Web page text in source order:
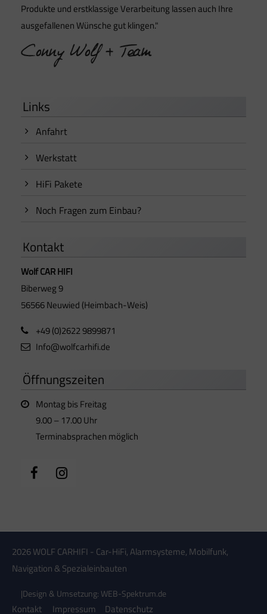
Produkte und erstklassige Verarbeitung lassen auch Ihre
ausgefallenen Wünsche gut klingen."
Links
Anfahrt
Werkstatt
HiFi Pakete
Noch Fragen zum Einbau?
Kontakt
Wolf CAR HIFI
Biberweg 9
56566 Neuwied (Heimbach-Weis)
+49 (0)2622 9899871
Info@wolfcarhifi.de
Öffnungszeiten
Montag bis Freitag
9.00 – 17.00 Uhr
Terminabsprachen möglich
2026 WOLF CARHIFI - Car-HiFi, Alarmsysteme, Mobilfunk,
Navigation & Spezialeinbauten
|Design & Umsetzung: WEB-Spektrum.de
Kontakt Impressum Datenschutz